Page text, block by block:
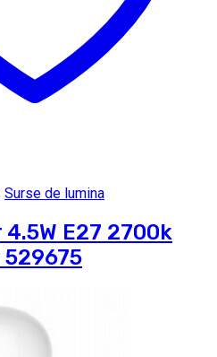
Surse de lumina
E27 2700k